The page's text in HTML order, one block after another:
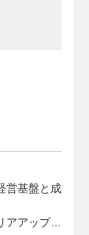
割）
営基盤と成
アップや